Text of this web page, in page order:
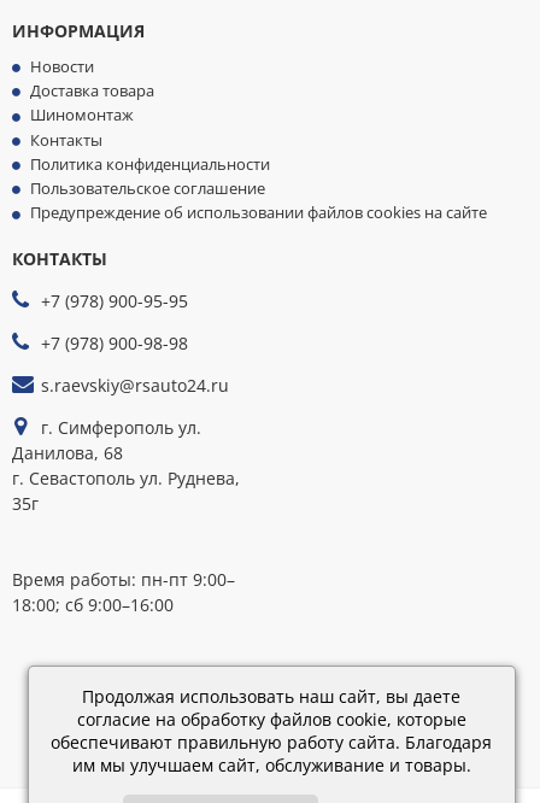
ИНФОРМАЦИЯ
Новости
Доставка товара
Шиномонтаж
Контакты
Политика конфиденциальности
Пользовательское соглашение
Предупреждение об использовании файлов cookies на сайте
КОНТАКТЫ
+7 (978) 900-95-95
+7 (978) 900-98-98
s.raevskiy@rsauto24.ru
г. Симферополь ул.
Данилова, 68
г. Севастополь ул. Руднева,
35г
Время работы: пн-пт 9:00–
18:00; сб 9:00–16:00
Каталог
28.02.2019
15:45
Продолжая использовать наш сайт, вы даете
согласие на обработку файлов cookie, которые
обеспечивают правильную работу сайта. Благодаря
им мы улучшаем сайт, обслуживание и товары.